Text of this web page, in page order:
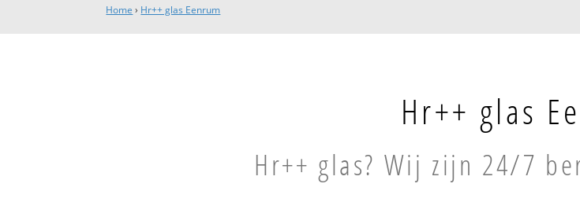
Home › Hr++ glas Eenrum
Hr++ glas
Hr++ glas? Wij zijn 24/7